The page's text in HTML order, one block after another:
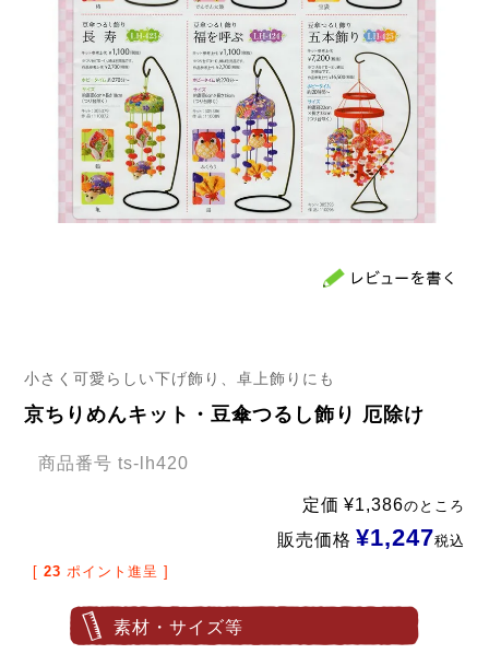
小さく可愛らしい下げ飾り、卓上飾りにも
京ちりめんキット・豆傘つるし飾り 厄除け
商品番号 ts-lh420
定価 ¥1,386のところ
販売価格 ¥1,247税込
[ 23 ポイント進呈 ]
素材・サイズ等